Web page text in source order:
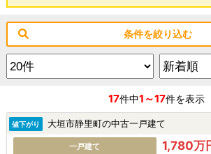
条件を絞り込む
17件中1～17件を表示
値下がり 大垣市静里町の中古一戸建て
一戸建て 1,780万